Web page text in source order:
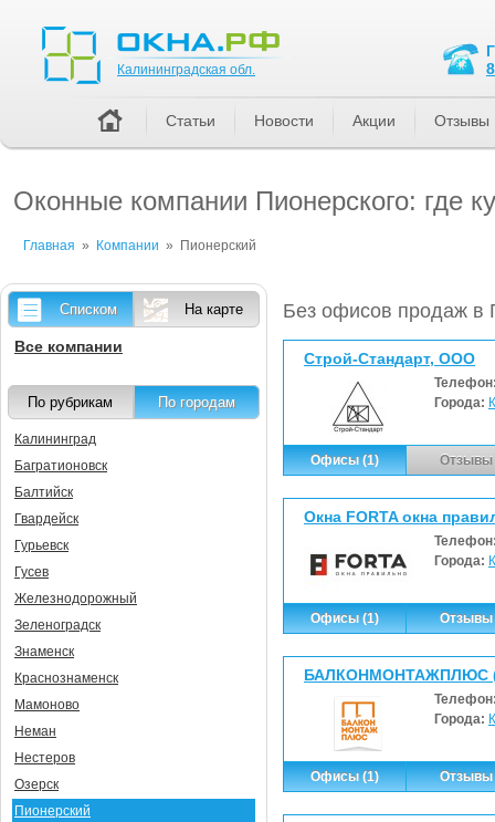
Оконные компании Пионерского: где
Главная » Компании » Пионерский
Без офисов продаж в
Строй-Стандарт, ООО
Города:
Офисы (1) Отзывы
Окна FORTA окна
Города:
Офисы (1) Отзывы
БАЛКОНМОНТАЖПЛЮС
Города:
Офисы (1) Отзывы
Списком На карте
Все компании
По рубрикам По городам
Калининград
Багратионовск
Балтийск
Гвардейск
Гурьевск
Гусев
Железнодорожный
Зеленоградск
Знаменск
Краснознаменск
Мамоново
Неман
Нестеров
Озерск
Пионерский
Калининградская обл.
Статьи Новости Акции Отзывы